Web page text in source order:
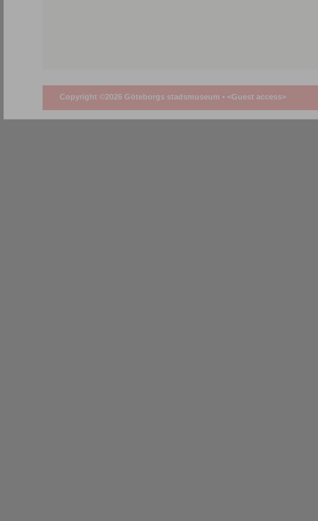
Copyright ©2026 Göteborgs stadsmuseum • <Guest access>